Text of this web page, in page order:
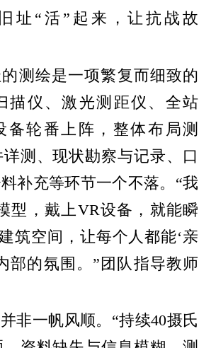
址“活”起来，让抗战故
测绘是一项繁复而细致的
描仪、激光测距仪、全站
轮番上阵，整体布局测
测、现状勘察与记录、口
补充等环节一个不落。“我
型，戴上VR设备，就能瞬
筑空间，让每个人都能‘亲
部的氛围。”团队指导教师
非一帆风顺。“持续40摄氏